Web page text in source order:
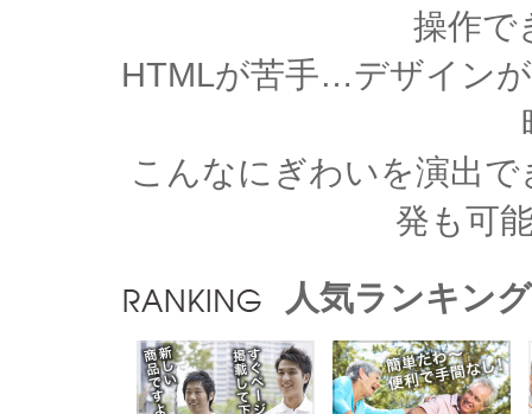
操作で
HTMLが苦手…デザイン
こんなにぎわいを演出
発も可
人気ランキング